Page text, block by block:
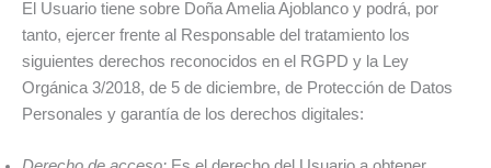
El Usuario tiene sobre Doña Amelia Ajoblanco y podrá, por
tanto, ejercer frente al Responsable del tratamiento los
siguientes derechos reconocidos en el RGPD y la Ley
Orgánica 3/2018, de 5 de diciembre, de Protección de Datos
Personales y garantía de los derechos digitales: